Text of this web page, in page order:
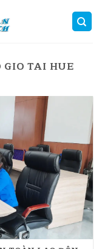
TAI HUE